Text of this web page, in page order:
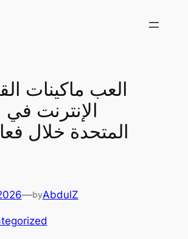
العب ماكينات
الإنترنت في
المتحدة خلال
—byAbdulZ